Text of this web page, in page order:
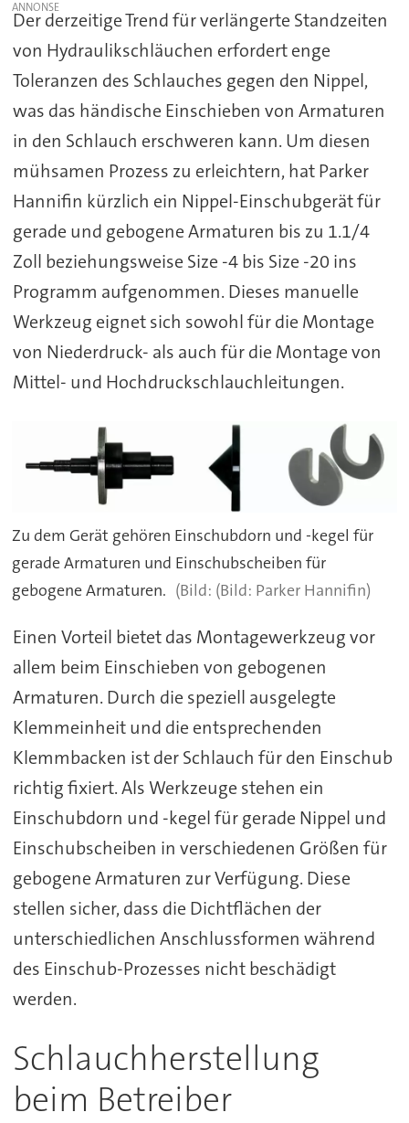
Der derzeitige Trend für verlängerte Standzeiten
von Hydraulikschläuchen erfordert enge
Toleranzen des Schlauches gegen den Nippel,
was das händische Einschieben von Armaturen
in den Schlauch erschweren kann. Um diesen
mühsamen Prozess zu erleichtern, hat Parker
Hannifin kürzlich ein Nippel-Einschubgerät für
gerade und gebogene Armaturen bis zu 1.1/4
Zoll beziehungsweise Size -4 bis Size -20 ins
Programm aufgenommen. Dieses manuelle
Werkzeug eignet sich sowohl für die Montage
von Niederdruck- als auch für die Montage von
Mittel- und Hochdruckschlauchleitungen.
Zu dem Gerät gehören Einschubdorn und -kegel für
gerade Armaturen und Einschubscheiben für
gebogene Armaturen.
(Bild: Parker Hannifin)
Einen Vorteil bietet das Montagewerkzeug vor
allem beim Einschieben von gebogenen
Armaturen. Durch die speziell ausgelegte
Klemmeinheit und die entsprechenden
Klemmbacken ist der Schlauch für den Einschub
richtig fixiert. Als Werkzeuge stehen ein
Einschubdorn und -kegel für gerade Nippel und
Einschubscheiben in verschiedenen Größen für
gebogene Armaturen zur Verfügung. Diese
stellen sicher, dass die Dichtflächen der
unterschiedlichen Anschlussformen während
des Einschub-Prozesses nicht beschädigt
werden.
Schlauchherstellung
beim Betreiber